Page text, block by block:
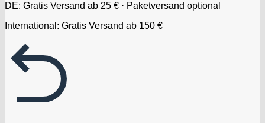
DE: Gratis Versand ab 25 € · Paketversand optional
International: Gratis Versand ab 150 €